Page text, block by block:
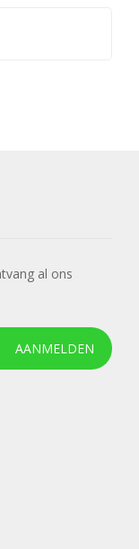
al ons
AANMELDEN